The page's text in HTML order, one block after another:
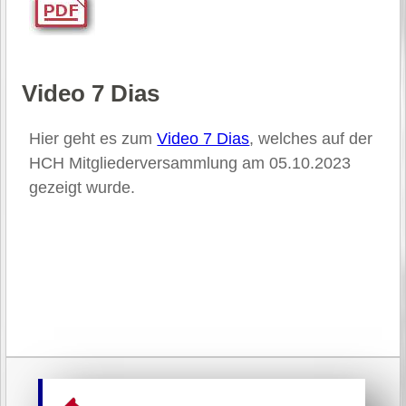
Video 7 Dias
Hier geht es zumVideo 7 Dias, welches auf der
HCH Mitgliederversammlung am 05.10.2023
gezeigt wurde.